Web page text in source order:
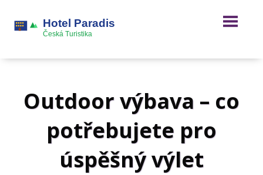
Outdoor výbava – co
potřebujete pro
úspěšný výlet